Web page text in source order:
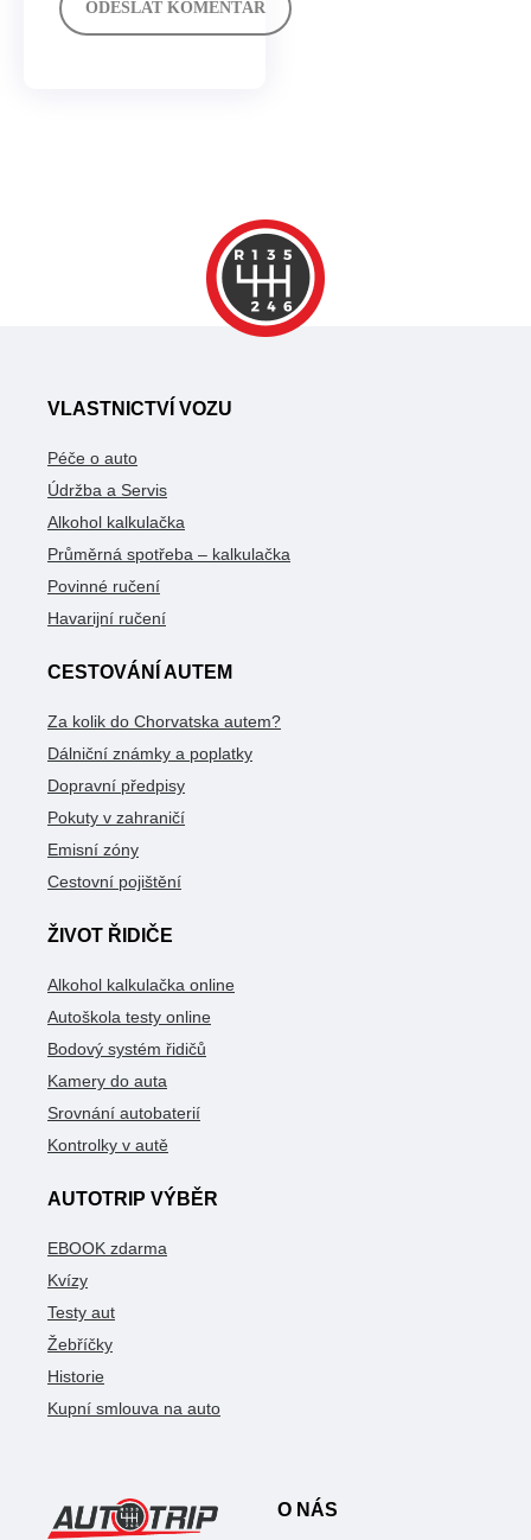
VLASTNICTVÍ VOZU
Péče o auto
Údržba a Servis
Alkohol kalkulačka
Průměrná spotřeba – kalkulačka
Povinné ručení
Havarijní ručení
CESTOVÁNÍ AUTEM
Za kolik do Chorvatska autem?
Dálniční známky a poplatky
Dopravní předpisy
Pokuty v zahraničí
Emisní zóny
Cestovní pojištění
ŽIVOT ŘIDIČE
Alkohol kalkulačka online
Autoškola testy online
Bodový systém řidičů
Kamery do auta
Srovnání autobaterií
Kontrolky v autě
AUTOTRIP VÝBĚR
EBOOK zdarma
Kvízy
Testy aut
Žebříčky
Historie
Kupní smlouva na auto
O NÁS